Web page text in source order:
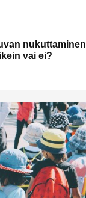
nukuttaminen
vai ei?